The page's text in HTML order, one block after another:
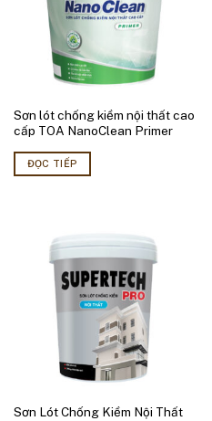
Sơn lót chống kiềm nội thất cao
cấp TOA NanoClean Primer
ĐỌC TIẾP
Sơn Lót Chống Kiềm Nội Thất